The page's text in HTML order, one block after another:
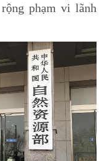
phạm vi lãnh